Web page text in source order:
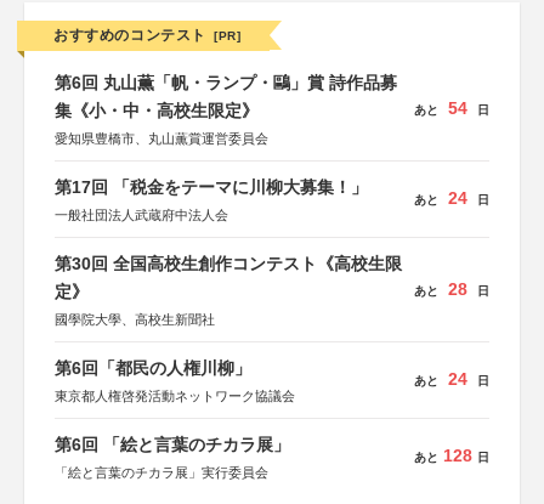
おすすめのコンテスト [PR]
第6回 丸山薫「帆・ランプ・鷗」賞 詩作品募
集《小・中・高校生限定》
愛知県豊橋市、丸山薫賞運営委員会
あと 54 日
第17回 「税金をテーマに川柳大募集！」
一般社団法人武蔵府中法人会
あと 24 日
第30回 全国高校生創作コンテスト《高校生限
定》
國學院大學、高校生新聞社
あと 28 日
第6回「都民の人権川柳」
東京都人権啓発活動ネットワーク協議会
あと 24 日
第6回 「絵と言葉のチカラ展」
「絵と言葉のチカラ展」実行委員会
あと 128 日